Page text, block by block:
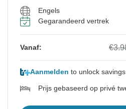
Engels
Gegarandeerd vertrek
Vanaf:
Aanmelden to unlock savings
Prijs gebaseerd op privé